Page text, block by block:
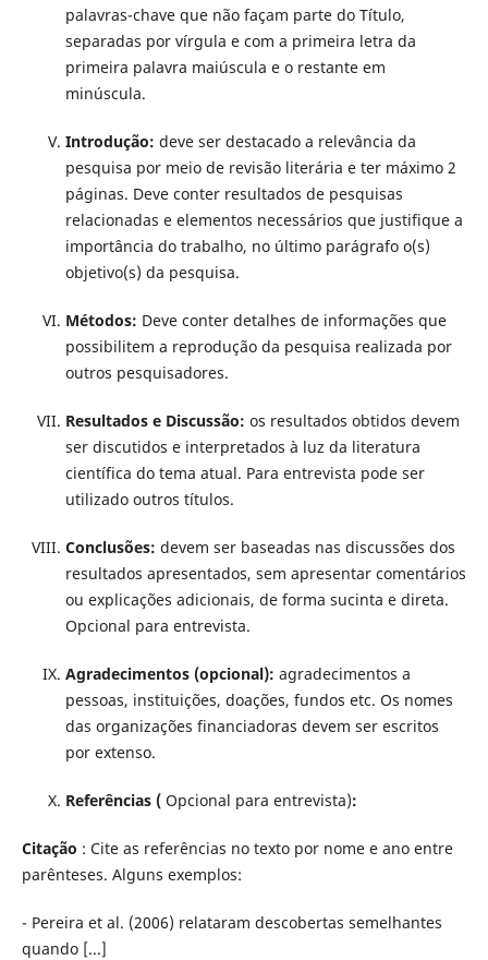
palavras-chave que não façam parte do Título,
separadas por vírgula e com a primeira letra da
primeira palavra maiúscula e o restante em
minúscula.
Introdução: deve ser destacado a relevância da
pesquisa por meio de revisão literária e ter máximo 2
páginas. Deve conter resultados de pesquisas
relacionadas e elementos necessários que justifique a
importância do trabalho, no último parágrafo o(s)
objetivo(s) da pesquisa.
Métodos: Deve conter detalhes de informações que
possibilitem a reprodução da pesquisa realizada por
outros pesquisadores.
Resultados e Discussão: os resultados obtidos devem
ser discutidos e interpretados à luz da literatura
científica do tema atual. Para entrevista pode ser
utilizado outros títulos.
Conclusões: devem ser baseadas nas discussões dos
resultados apresentados, sem apresentar comentários
ou explicações adicionais, de forma sucinta e direta.
Opcional para entrevista.
Agradecimentos (opcional): agradecimentos a
pessoas, instituições, doações, fundos etc. Os nomes
das organizações financiadoras devem ser escritos
por extenso.
Referências (Opcional para entrevista):
Citação : Cite as referências no texto por nome e ano entre
parênteses. Alguns exemplos:
- Pereira et al. (2006) relataram descobertas semelhantes
quando [...]